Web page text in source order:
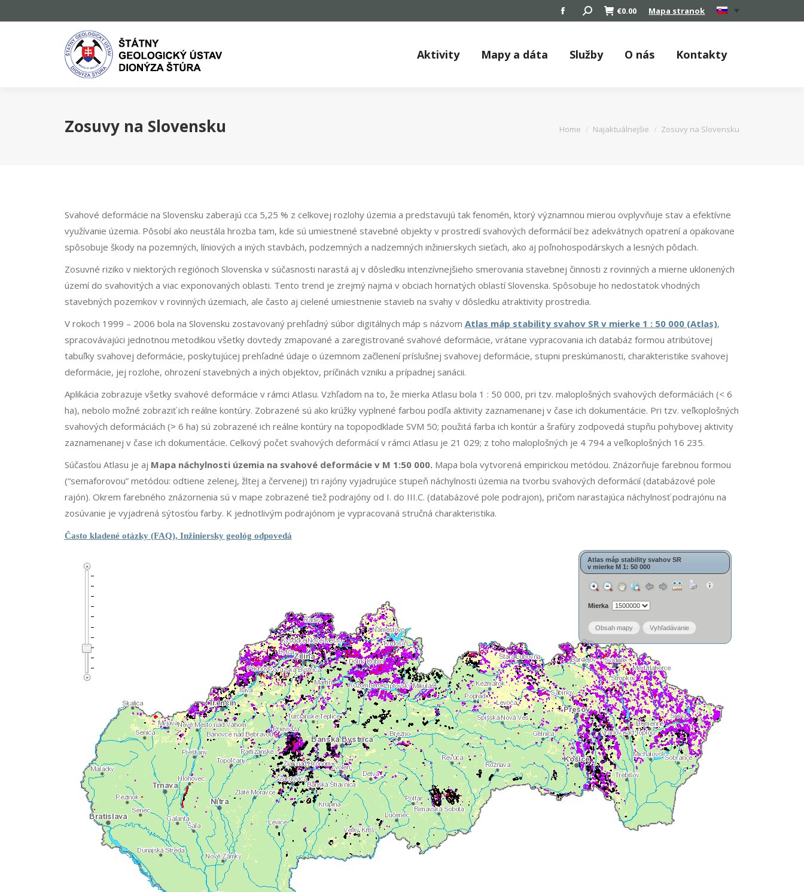
Facebook
opens
Search: €0.00 Mapa stranok
Aktivity Mapy a dáta Služby O nás Kontakty
Zosuvy na Slovensku You are here:
Home Najaktuálnejšie Zosuvy na Slovensku
Svahové deformácie na Slovensku zaberajú cca 5,25 % z celkovej rozlohy územia a predstavujú tak fenomén, ktorý významnou mierou ovplyvňuje stav a efektívne
využívanie územia. Pôsobí ako neustála hrozba tam, kde sú umiestnené stavebné objekty v prostredí svahových deformácií bez adekvátnych opatrení a opakovane
spôsobuje škody na pozemných, líniových a iných stavbách, podzemných a nadzemných inžinierskych sieťach, ako aj poľnohospodárskych a lesných pôdach.
Zosuvné riziko v niektorých regiónoch Slovenska v súčasnosti narastá aj v dôsledku intenzívnejšieho smerovania stavebnej činnosti z rovinných a mierne uklonených
území do svahovitých a viac exponovaných oblasti. Tento trend je zrejmý najmä v obciach hornatých oblastí Slovenska. Spôsobuje ho nedostatok vhodných
stavebných pozemkov v rovinných územiach, ale často aj cielené umiestnenie stavieb na svahy v dôsledku atraktivity prostredia.
V rokoch 1999 – 2006 bola na Slovensku zostavovaný prehľadný súbor digitálnych máp s názvom Atlas máp stability svahov SR v mierke 1 : 50 000 (Atlas),
spracovávajúci jednotnou metodikou všetky dovtedy zmapované a zaregistrované svahové deformácie, vrátane vypracovania ich databáz formou atribútovej
tabuľky svahovej deformácie, poskytujúcej prehľadné údaje o územnom začlenení príslušnej svahovej deformácie, stupni preskúmanosti, charakteristike svahovej
deformácie, jej rozlohe, ohrození stavebných a iných objektov, príčinách vzniku a prípadnej sanácii.
Aplikácia zobrazuje všetky svahové deformácie v rámci Atlasu. Vzhľadom na to, že mierka Atlasu bola 1 : 50 000, pri tzv. maloplošných svahových deformáciách (< 6
ha), nebolo možné zobraziť ich reálne kontúry. Zobrazené sú ako krúžky vyplnené farbou podľa aktivity zaznamenanej v čase ich dokumentácie. Pri tzv. veľkoplošných
svahových deformáciách (˃ 6 ha) sú zobrazené ich reálne kontúry na topopodklade SVM 50; použitá farba ich kontúr a šrafúry zodpovedá stupňu pohybovej aktivity
zaznamenanej v čase ich dokumentácie. Celkový počet svahových deformácií v rámci Atlasu je 21 029; z toho maloplošných je 4 794 a veľkoplošných 16 235.
Súčasťou Atlasu je aj Mapa náchylnosti územia na svahové deformácie v M 1:50 000.Mapa bola vytvorená empirickou metódou. Znázorňuje farebnou formou
(“semaforovou” metódou: odtiene zelenej, žltej a červenej) tri rajóny vyjadrujúce stupeň náchylnosti územia na tvorbu svahových deformácií (databázové pole
rajón). Okrem farebného znázornenia sú v mape zobrazené tiež podrajóny od I. do III.C. (databázové pole podrajon), pričom narastajúca náchylnosť podrajónu na
zosúvanie je vyjadrená sýtosťou farby. K jednotlivým podrajónom je vypracovaná stručná charakteristika.
Často kladené otázky (FAQ), Inžiniersky geológ odpovedá